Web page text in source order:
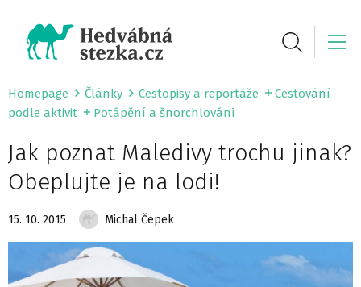
Homepage Články Cestopisy a reportáže
Cestování
podle aktivit
Potápění a šnorchlování
Jak poznat Maledivy trochu jinak?
Obeplujte je na lodi!
15. 10. 2015 Michal Čepek